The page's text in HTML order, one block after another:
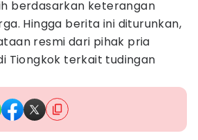
berdasarkan keterangan
Hingga berita ini diturunkan,
resmi dari pihak pria
Tiongkok terkait tudingan